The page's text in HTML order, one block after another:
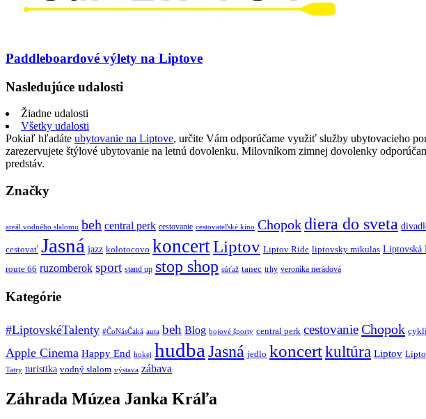
Paddleboardové výlety na Liptove
Nasledujúce udalosti
Žiadne udalosti
Všetky udalosti
Pokiaľ hľadáte ubytovanie na Liptove, určite Vám odporúčame využiť služby ubytovacieho
zarezervujete štýlové ubytovanie na letnú dovolenku. Milovníkom zimnej dovolenky
predstáv.
Značky
areál vodného slalomu beh central perk cestovanie cestovateľské kino Chopokdiera do sveta
cestovať Jasná jazz kolotocovo koncertLiptov Liptov Ride liptovsky mikulas Liptovská
route 66 ruzomberok sport stand up stop shop súťaž tanec trhy veronika nerádová
Kategórie
#LiptovskéTalenty #ČoNásČaká auta beh Blog bojové športy central perk cestovanieChopok
Apple Cinema Happy End hokej hudba Jasná jedlo koncertkultúra Liptov
Tatry turistika vodný slalom výstava zábava
Záhrada Múzea Janka Kráľa